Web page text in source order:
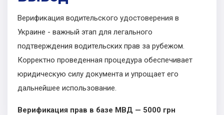
Верификация водительского удостоверения в
Украине - важный этап для легального
подтверждения водительских прав за рубежом.
Корректно проведенная процедура обеспечивает
юридическую силу документа и упрощает его
дальнейшее использование.
Верификация прав в базе МВД — 5000 грн